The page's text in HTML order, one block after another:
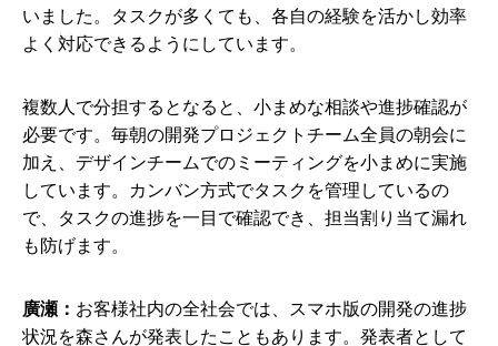
いました。タスクが多くても、各自の経験を活かし効率
よく対応できるようにしています。
複数人で分担するとなると、小まめな相談や進捗確認が
必要です。毎朝の開発プロジェクトチーム全員の朝会に
加え、デザインチームでのミーティングを小まめに実施
しています。カンバン方式でタスクを管理しているの
で、タスクの進捗を一目で確認でき、担当割り当て漏れ
も防げます。
廣瀬： お客様社内の全社会では、スマホ版の開発の進捗
状況を森さんが発表したこともあります。発表者として